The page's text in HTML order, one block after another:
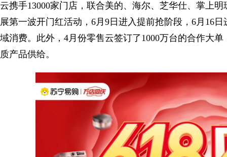
云携手13000家门店，联合美的、海尔、芝华仕、掌上
展第一波开门红活动，6月9日进入提前抢阶段，6月16
域消费。此外，4月份零售云签订了1000万台的合作大
质产品供给。